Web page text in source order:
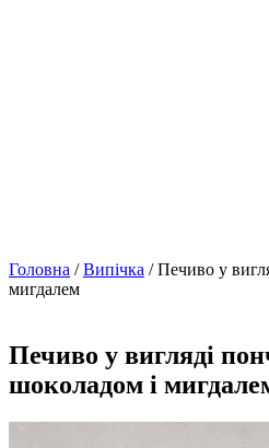
Головна /Випічка / Печиво у
мигдалем
Печиво у вигляді
шоколадом і